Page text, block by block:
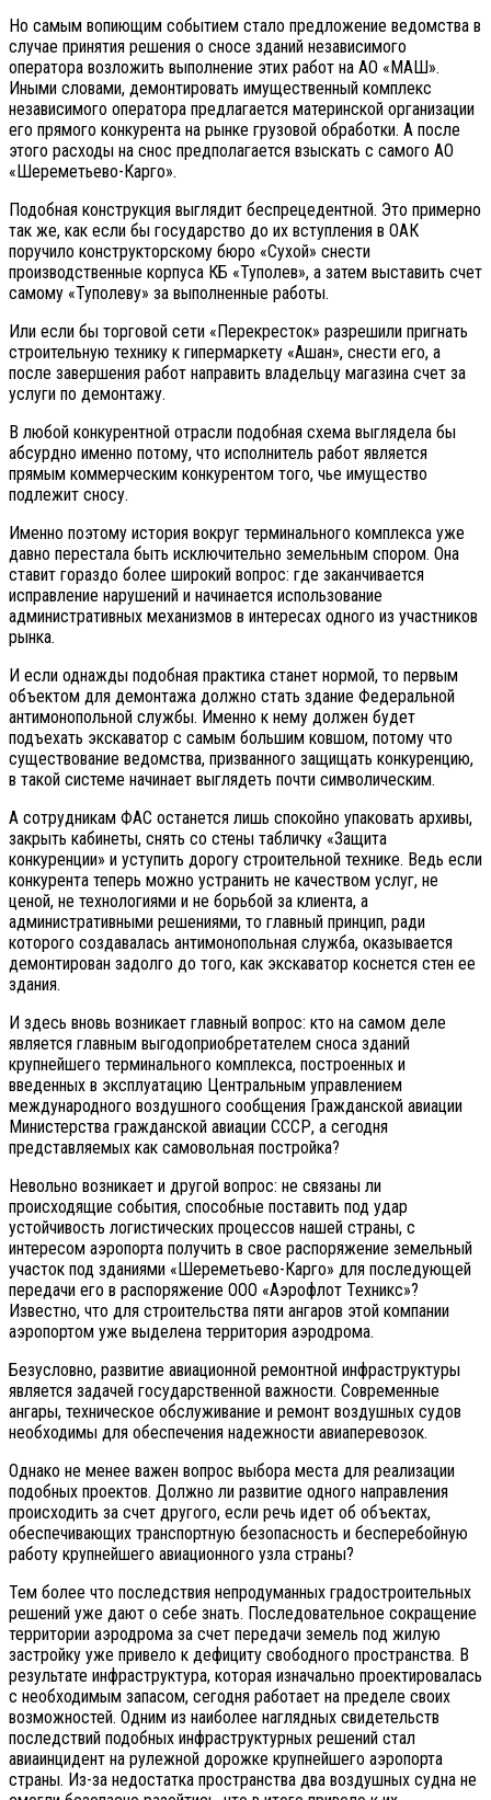
Но самым вопиющим событием стало предложение ведомства в
случае принятия решения о сносе зданий независимого
оператора возложить выполнение этих работ на АО «МАШ».
Иными словами, демонтировать имущественный комплекс
независимого оператора предлагается материнской организации
его прямого конкурента на рынке грузовой обработки. А после
этого расходы на снос предполагается взыскать с самого АО
«Шереметьево-Карго».
Подобная конструкция выглядит беспрецедентной. Это примерно
так же, как если бы государство до их вступления в ОАК
поручило конструкторскому бюро «Сухой» снести
производственные корпуса КБ «Туполев», а затем выставить счет
самому «Туполеву» за выполненные работы.
Или если бы торговой сети «Перекресток» разрешили пригнать
строительную технику к гипермаркету «Ашан», снести его, а
после завершения работ направить владельцу магазина счет за
услуги по демонтажу.
В любой конкурентной отрасли подобная схема выглядела бы
абсурдно именно потому, что исполнитель работ является
прямым коммерческим конкурентом того, чье имущество
подлежит сносу.
Именно поэтому история вокруг терминального комплекса уже
давно перестала быть исключительно земельным спором. Она
ставит гораздо более широкий вопрос: где заканчивается
исправление нарушений и начинается использование
административных механизмов в интересах одного из участников
рынка.
И если однажды подобная практика станет нормой, то первым
объектом для демонтажа должно стать здание Федеральной
антимонопольной службы. Именно к нему должен будет
подъехать экскаватор с самым большим ковшом, потому что
существование ведомства, призванного защищать конкуренцию,
в такой системе начинает выглядеть почти символическим.
А сотрудникам ФАС останется лишь спокойно упаковать архивы,
закрыть кабинеты, снять со стены табличку «Защита
конкуренции» и уступить дорогу строительной технике. Ведь если
конкурента теперь можно устранить не качеством услуг, не
ценой, не технологиями и не борьбой за клиента, а
административными решениями, то главный принцип, ради
которого создавалась антимонопольная служба, оказывается
демонтирован задолго до того, как экскаватор коснется стен ее
здания.
И здесь вновь возникает главный вопрос: кто на самом деле
является главным выгодоприобретателем сноса зданий
крупнейшего терминального комплекса, построенных и
введенных в эксплуатацию Центральным управлением
международного воздушного сообщения Гражданской авиации
Министерства гражданской авиации СССР, а сегодня
представляемых как самовольная постройка?
Невольно возникает и другой вопрос: не связаны ли
происходящие события, способные поставить под удар
устойчивость логистических процессов нашей страны, с
интересом аэропорта получить в свое распоряжение земельный
участок под зданиями «Шереметьево-Карго» для последующей
передачи его в распоряжение ООО «Аэрофлот Техникс»?
Известно, что для строительства пяти ангаров этой компании
аэропортом уже выделена территория аэродрома.
Безусловно, развитие авиационной ремонтной инфраструктуры
является задачей государственной важности. Современные
ангары, техническое обслуживание и ремонт воздушных судов
необходимы для обеспечения надежности авиаперевозок.
Однако не менее важен вопрос выбора места для реализации
подобных проектов. Должно ли развитие одного направления
происходить за счет другого, если речь идет об объектах,
обеспечивающих транспортную безопасность и бесперебойную
работу крупнейшего авиационного узла страны?
Тем более что последствия непродуманных градостроительных
решений уже дают о себе знать. Последовательное сокращение
территории аэродрома за счет передачи земель под жилую
застройку уже привело к дефициту свободного пространства. В
результате инфраструктура, которая изначально проектировалась
с необходимым запасом, сегодня работает на пределе своих
возможностей. Одним из наиболее наглядных свидетельств
последствий подобных инфраструктурных решений стал
авиаинцидент на рулежной дорожке крупнейшего аэропорта
страны. Из-за недостатка пространства два воздушных судна не